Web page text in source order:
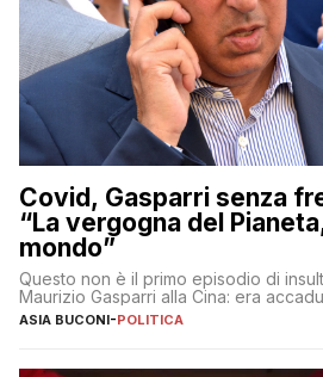
Covid, Gasparri senza
“La vergogna del
mondo”
Questo non è il primo episodio di
Maurizio Gasparri alla Cina: era
ASIA BUCONI-POLITICA